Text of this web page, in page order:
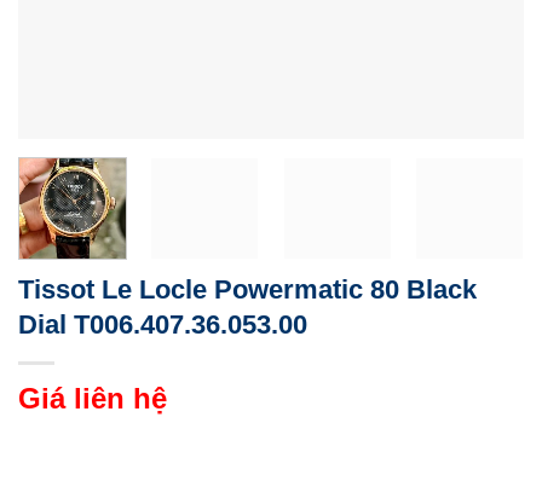
Tissot Le Locle Powermatic 80 Black
Dial T006.407.36.053.00
Giá liên hệ